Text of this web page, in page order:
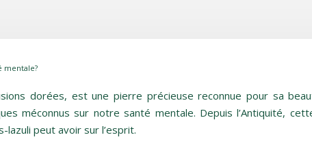
mentale?
dorées, est une pierre précieuse reconnue pour sa
méconnus sur notre santé mentale. Depuis l’Antiquité,
peut avoir sur l’esprit.